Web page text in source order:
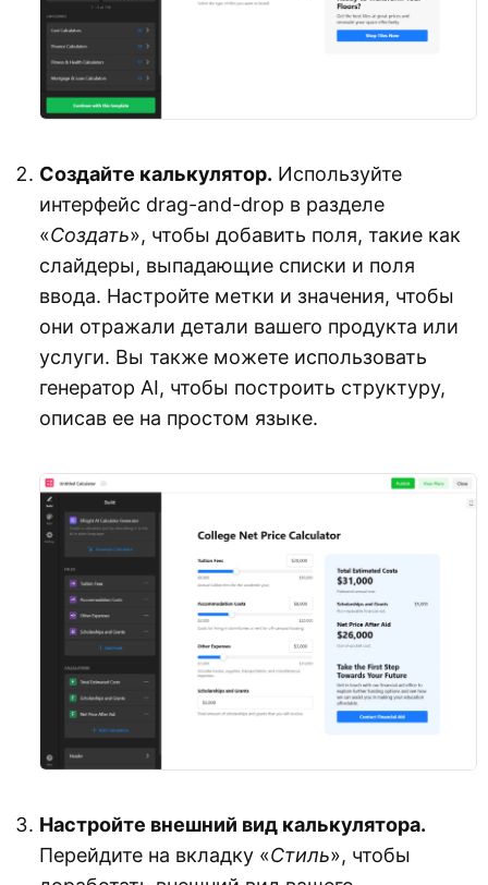
Создайте калькулятор. Используйте
интерфейс drag-and-drop в разделе
«Создать», чтобы добавить поля, такие как
слайдеры, выпадающие списки и поля
ввода. Настройте метки и значения, чтобы
они отражали детали вашего продукта или
услуги. Вы также можете использовать
генератор AI, чтобы построить структуру,
описав ее на простом языке.
Настройте внешний вид калькулятора.
Перейдите на вкладку «Стиль», чтобы